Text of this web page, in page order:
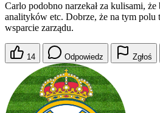
Carlo podobno narzekał za kulisami,
analityków etc. Dobrze, że na tym polu
wsparcie zarządu.
14 Odpowiedz Zgłoś